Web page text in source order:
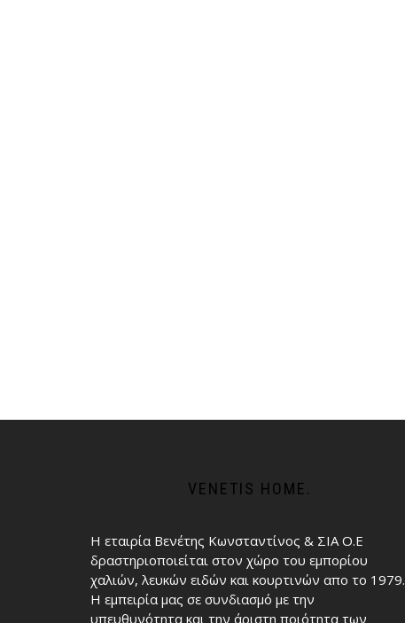
VENETIS HOME.
Η εταιρία Βενέτης Κωνσταντίνος & ΣΙΑ Ο.Ε
δραστηριοποιείται στον χώρο του εμπορίου
χαλιών, λευκών ειδών και κουρτινών απο το 1979.
Η εμπειρία μας σε συνδιασμό με την
υπευθυνότητα και την άριστη ποιότητα των